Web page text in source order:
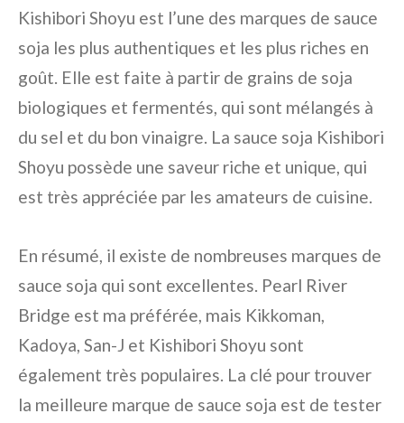
Kishibori Shoyu est l’une des marques de sauce
soja les plus authentiques et les plus riches en
goût. Elle est faite à partir de grains de soja
biologiques et fermentés, qui sont mélangés à
du sel et du bon vinaigre. La sauce soja Kishibori
Shoyu possède une saveur riche et unique, qui
est très appréciée par les amateurs de cuisine.
En résumé, il existe de nombreuses marques de
sauce soja qui sont excellentes. Pearl River
Bridge est ma préférée, mais Kikkoman,
Kadoya, San-J et Kishibori Shoyu sont
également très populaires. La clé pour trouver
la meilleure marque de sauce soja est de tester